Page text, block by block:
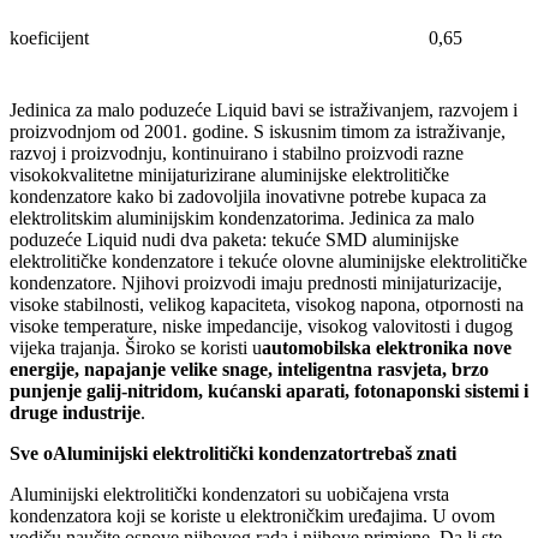
koeficijent 0,65
Jedinica za malo poduzeće Liquid bavi se istraživanjem, razvojem i
proizvodnjom od 2001. godine. S iskusnim timom za istraživanje,
razvoj i proizvodnju, kontinuirano i stabilno proizvodi razne
visokokvalitetne minijaturizirane aluminijske elektrolitičke
kondenzatore kako bi zadovoljila inovativne potrebe kupaca za
elektrolitskim aluminijskim kondenzatorima. Jedinica za malo
poduzeće Liquid nudi dva paketa: tekuće SMD aluminijske
elektrolitičke kondenzatore i tekuće olovne aluminijske elektrolitičke
kondenzatore. Njihovi proizvodi imaju prednosti minijaturizacije,
visoke stabilnosti, velikog kapaciteta, visokog napona, otpornosti na
visoke temperature, niske impedancije, visokog valovitosti i dugog
vijeka trajanja. Široko se koristi uautomobilska elektronika nove
energije, napajanje velike snage, inteligentna rasvjeta, brzo
punjenje galij-nitridom, kućanski aparati, fotonaponski sistemi i
druge industrije.
Sve oAluminijski elektrolitički kondenzatortrebaš znati
Aluminijski elektrolitički kondenzatori su uobičajena vrsta
kondenzatora koji se koriste u elektroničkim uređajima. U ovom